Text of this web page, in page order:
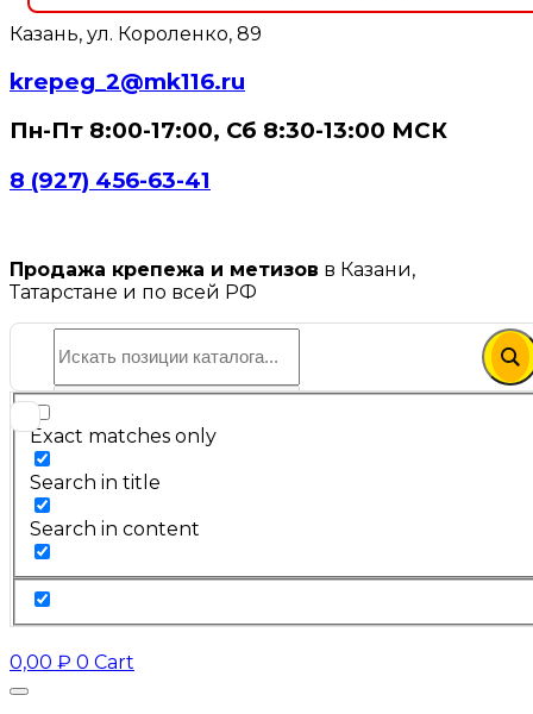
Казань, ул. Короленко, 89
krepeg_2@mk116.ru
Пн-Пт 8:00-17:00, Сб 8:30-13:00 МСК
8 (927) 456-63-41
Продажа крепежа и метизов в Казани,
Татарстане и по всей РФ
Exact matches only
Search in title
Search in content
0,00 ₽ 0 Cart